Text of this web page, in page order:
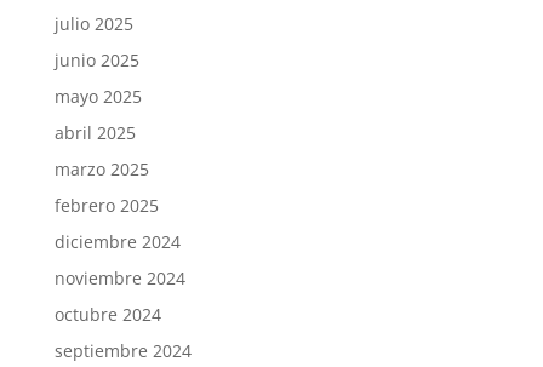
julio 2025
junio 2025
mayo 2025
abril 2025
marzo 2025
febrero 2025
diciembre 2024
noviembre 2024
octubre 2024
septiembre 2024